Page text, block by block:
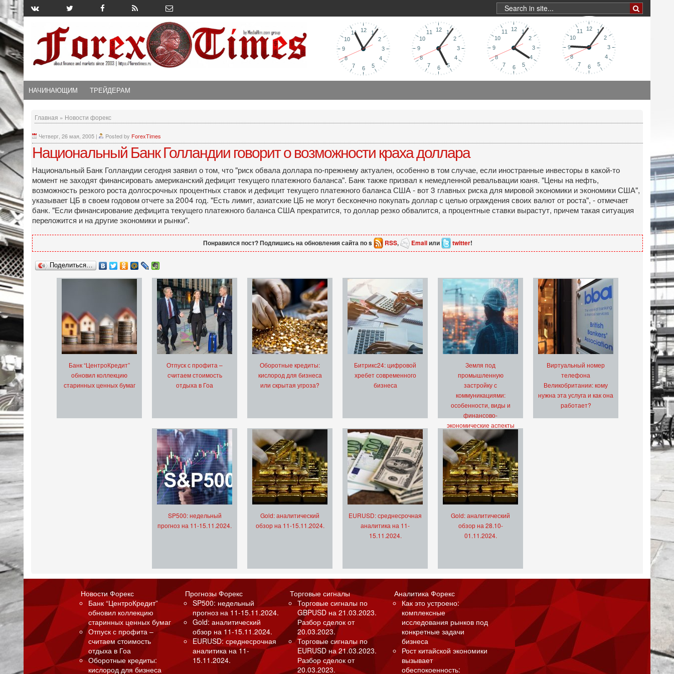
НАЧИНАЮЩИМ ТРЕЙДЕРАМ
Главная » Новости форекс
Четверг, 26 мая, 2005 | Posted by ForexTimes
Национальный Банк Голландии говорит о возможности краха доллара
Национальный Банк Голландии сегодня заявил о том, что "риск обвала доллара по-прежнему актуален, особенно в том случае, если иностранные инвесторы в какой-то
момент не заходят финансировать американский дефицит текущего платежного баланса". Банк также призвал к немедленной ревальвации юаня. "Цены на нефть,
возможность резкого роста долгосрочных процентных ставок и дефицит текущего платежного баланса США - вот 3 главных риска для мировой экономики и экономики США",
указывает ЦБ в своем годовом отчете за 2004 год. "Есть лимит, азиатские ЦБ не могут бесконечно покупать доллар с целью ограждения своих валют от роста", - отмечает
банк. "Если финансирование дефицита текущего платежного баланса США прекратится, то доллар резко обвалится, а процентные ставки вырастут, причем такая ситуация
переложится и на другие экономики и рынки".
Понравился пост? Подпишись на обновления сайта по s RSS, Emailили twitter!
Поделиться…
Банк “ЦентроКредит”
обновил коллекцию
старинных ценных бумаг
Отпуск с профита –
считаем стоимость
отдыха в Гоа
Оборотные кредиты:
кислород для бизнеса
или скрытая угроза?
Битрикс24: цифровой
хребет современного
бизнеса
Земля под
промышленную
застройку с
коммуникациями:
особенности, виды и
финансово-
экономические аспекты
Виртуальный номер
телефона
Великобритании: кому
нужна эта услуга и как она
работает?
SP500: недельный
прогноз на 11-15.11.2024.
Gold: аналитический
обзор на 11-15.11.2024.
EURUSD: среднесрочная
аналитика на 11-
15.11.2024.
Gold: аналитический
обзор на 28.10-
01.11.2024.
Новости Форекс
Банк “ЦентроКредит”
обновил коллекцию
старинных ценных бумаг
Отпуск с профита –
считаем стоимость
отдыха в Гоа
Оборотные кредиты:
кислород для бизнеса
Прогнозы Форекс
SP500: недельный
прогноз на 11-15.11.2024.
Gold: аналитический
обзор на 11-15.11.2024.
EURUSD: среднесрочная
аналитика на 11-
15.11.2024.
Торговые сигналы
Торговые сигналы по
GBPUSD на 21.03.2023.
Разбор сделок от
20.03.2023.
Торговые сигналы по
EURUSD на 21.03.2023.
Разбор сделок от
20.03.2023.
Аналитика Форекс
Как это устроено:
комплексные
исследования рынков под
конкретные задачи
бизнеса
Рост китайской экономики
вызывает
обеспокоенность: